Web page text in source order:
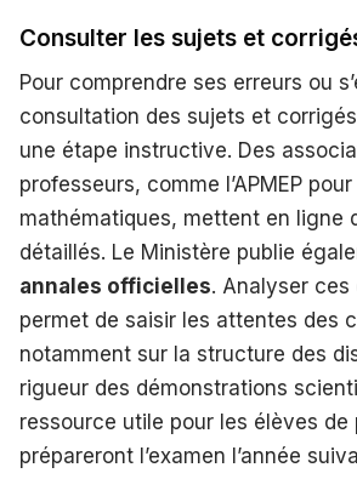
Consulter les sujets et
Pour comprendre ses erreurs ou
consultation des sujets et
une étape instructive. Des
professeurs, comme l’APMEP pour
mathématiques, mettent en ligne
détaillés. Le Ministère publie
annales officielles. Analyser ces
permet de saisir les attentes des
notamment sur la structure des
rigueur des démonstrations
ressource utile pour les élèves de
prépareront l’examen l’année